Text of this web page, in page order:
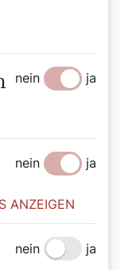
hat Sandesh
in einem Live-
sich Follower
England und
"Get-Ready-
wurde auch
gefragt, die
Priester - der
nimmt es mit
auf die
erzählt er im
nein ja
nein ja
ANZEIGEN
nein ja